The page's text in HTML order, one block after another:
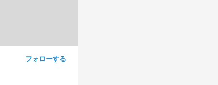
フォローする